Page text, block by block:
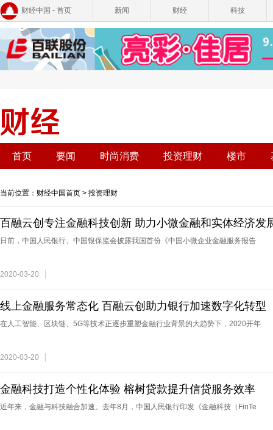
财经中国 - 首页 新闻 财经 科技
首页 要闻 时尚消费 投资理财 楼市
当前位置： 财经中国首页 > 投资理财
百融云创专注金融科技创新 助力小微金融和实体经济发
日前，中国人民银行、中国银保监会披露我国首份《中国小微企业金融服务报告
2020-03-20
线上金融服务常态化 百融云创助力银行加速数字化转型
在人工智能、区块链、5G等技术正逐步重塑金融行业背景的大趋势下，2020开年
2020-03-20
金融科技打造个性化体验 榕树贷款提升信贷服务效率
近年来，金融与科技融合加速。去年8月，中国人民银行印发《金融科技（FinTe